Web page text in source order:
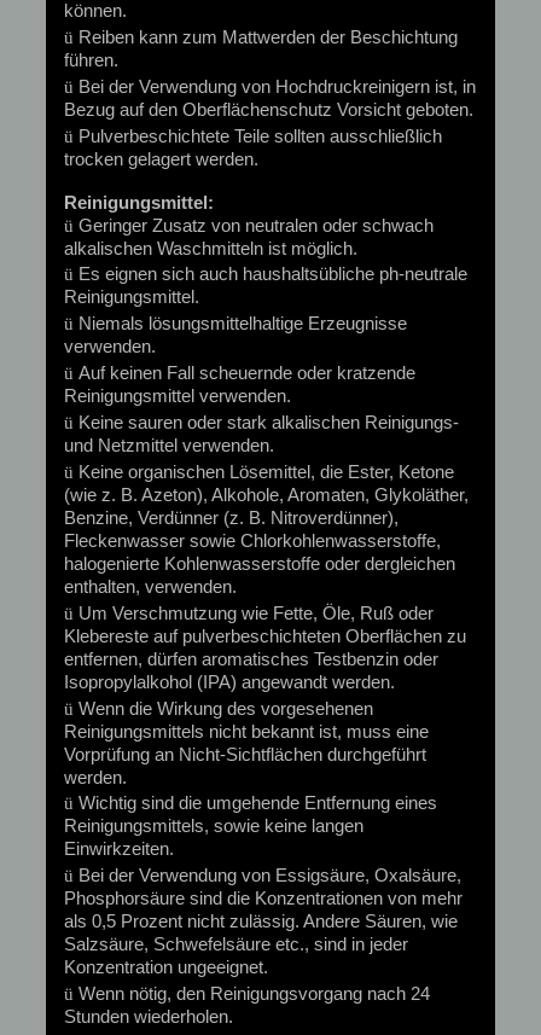
können.
ü Reiben kann zum Mattwerden der Beschichtung
führen.
ü Bei der Verwendung von Hochdruckreinigern ist, in
Bezug auf den Oberflächenschutz Vorsicht geboten.
ü Pulverbeschichtete Teile sollten ausschließlich
trocken gelagert werden.
Reinigungsmittel:
ü Geringer Zusatz von neutralen oder schwach
alkalischen Waschmitteln ist möglich.
ü Es eignen sich auch haushaltsübliche ph-neutrale
Reinigungsmittel.
ü Niemals lösungsmittelhaltige Erzeugnisse
verwenden.
ü Auf keinen Fall scheuernde oder kratzende
Reinigungsmittel verwenden.
ü Keine sauren oder stark alkalischen Reinigungs-
und Netzmittel verwenden.
ü Keine organischen Lösemittel, die Ester, Ketone
(wie z. B. Azeton), Alkohole, Aromaten, Glykoläther,
Benzine, Verdünner (z. B. Nitroverdünner),
Fleckenwasser sowie Chlorkohlenwasserstoffe,
halogenierte Kohlenwasserstoffe oder dergleichen
enthalten, verwenden.
ü Um Verschmutzung wie Fette, Öle, Ruß oder
Klebereste auf pulverbeschichteten Oberflächen zu
entfernen, dürfen aromatisches Testbenzin oder
Isopropylalkohol (IPA) angewandt werden.
ü Wenn die Wirkung des vorgesehenen
Reinigungsmittels nicht bekannt ist, muss eine
Vorprüfung an Nicht-Sichtflächen durchgeführt
werden.
ü Wichtig sind die umgehende Entfernung eines
Reinigungsmittels, sowie keine langen
Einwirkzeiten.
ü Bei der Verwendung von Essigsäure, Oxalsäure,
Phosphorsäure sind die Konzentrationen von mehr
als 0,5 Prozent nicht zulässig. Andere Säuren, wie
Salzsäure, Schwefelsäure etc., sind in jeder
Konzentration ungeeignet.
ü Wenn nötig, den Reinigungsvorgang nach 24
Stunden wiederholen.